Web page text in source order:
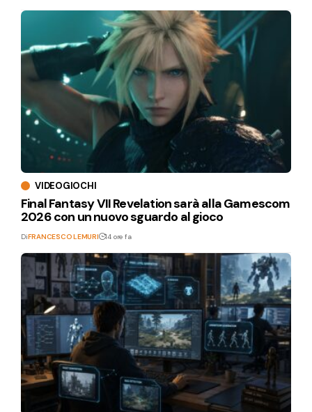
VIDEOGIOCHI
Final Fantasy VII Revelation sarà alla Gamescom
2026 con un nuovo sguardo al gioco
DiFRANCESCO LEMURI 14 ore fa